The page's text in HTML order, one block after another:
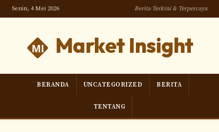
Senin, 4 Mei 2026 Berita Terkini & Terpercaya
Market Insight
BERANDA UNCATEGORIZED BERITA
TENTANG